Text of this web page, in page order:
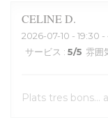
CELINED
2026-07-10 - 19:30 -
サービス : 5/5 雰囲
Plats tres bons...